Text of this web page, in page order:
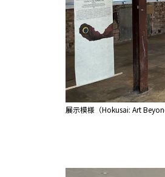
展示模様（Hokusai: Art